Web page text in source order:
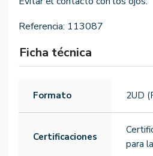
Referencia: 113087
Ficha técnica
Formato 2UD
Certificaciones
para